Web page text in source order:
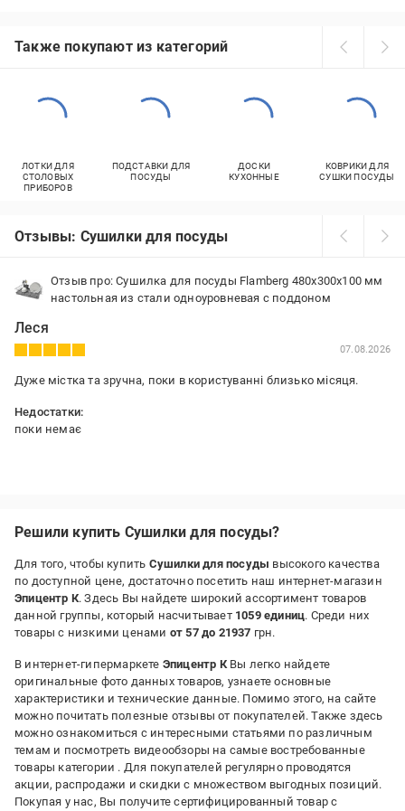
Также покупают из категорий
ЛОТКИ ДЛЯ
СТОЛОВЫХ
ПРИБОРОВ
ПОДСТАВКИ ДЛЯ
ПОСУДЫ
ДОСКИ
КУХОННЫЕ
КОВРИКИ ДЛЯ
СУШКИ ПОСУДЫ
Отзывы: Сушилки для посуды
Отзыв про: Сушилка для посуды Flamberg 480x300x100 мм
настольная из стали одноуровневая с поддоном
Леся
07.08.2026
Дуже містка та зручна, поки в користуванні близько місяця.
Недостатки:
поки немає
Решили купить Сушилки для посуды?
Для того, чтобы купить Сушилки для посуды высокого качества
по доступной цене, достаточно посетить наш интернет-магазин
Эпицентр К. Здесь Вы найдете широкий ассортимент товаров
данной группы, который насчитывает 1059 единиц. Среди них
товары с низкими ценами от 57 до 21937 грн.
В интернет-гипермаркете Эпицентр КВы легко найдете
оригинальные фото данных товаров, узнаете основные
характеристики и технические данные. Помимо этого, на сайте
можно почитать полезные отзывы от покупателей. Также здесь
можно ознакомиться с интересными статьями по различным
темам и посмотреть видеообзоры на самые востребованные
товары категории . Для покупателей регулярно проводятся
акции, распродажи и скидки с множеством выгодных позиций.
Покупая у нас, Вы получите сертифицированный товар с